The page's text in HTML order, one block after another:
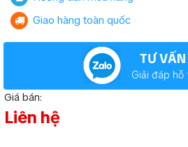
Giao hàng toàn quốc
TƯ
Giải đáp hỗ
Giá bán:
Liên hệ